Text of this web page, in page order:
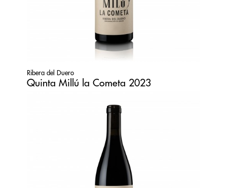
Ribera del Duero
Quinta Millú la Cometa 2023